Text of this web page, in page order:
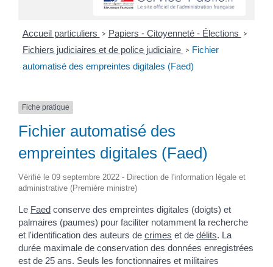
Accueil particuliers > Papiers - Citoyenneté - Élections >
Fichiers judiciaires et de police judiciaire > Fichier
automatisé des empreintes digitales (Faed)
Fiche pratique
Fichier automatisé des
empreintes digitales (Faed)
Vérifié le 09 septembre 2022 - Direction de l'information légale et
administrative (Première ministre)
Le Faed conserve des empreintes digitales (doigts) et
palmaires (paumes) pour faciliter notamment la recherche
et l'identification des auteurs de crimes et de délits. La
durée maximale de conservation des données enregistrées
est de 25 ans. Seuls les fonctionnaires et militaires